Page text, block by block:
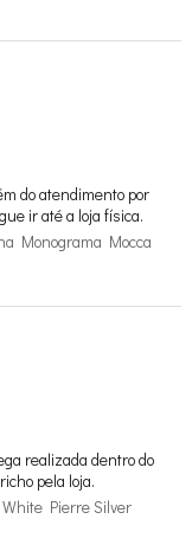
do atendimento por
ir até a loja física.
Monograma Mocca
realizada dentro do
pela loja.
Pierre Silver